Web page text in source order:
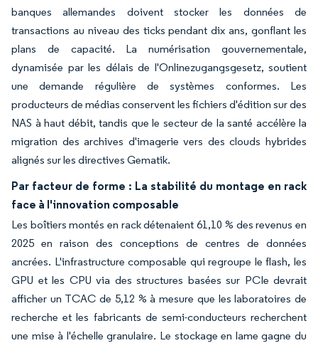
banques allemandes doivent stocker les données de
transactions au niveau des ticks pendant dix ans, gonflant les
plans de capacité. La numérisation gouvernementale,
dynamisée par les délais de l'Onlinezugangsgesetz, soutient
une demande régulière de systèmes conformes. Les
producteurs de médias conservent les fichiers d'édition sur des
NAS à haut débit, tandis que le secteur de la santé accélère la
migration des archives d'imagerie vers des clouds hybrides
alignés sur les directives Gematik.
Par facteur de forme : La stabilité du montage en rack
face à l'innovation composable
Les boîtiers montés en rack détenaient 61,10 % des revenus en
2025 en raison des conceptions de centres de données
ancrées. L'infrastructure composable qui regroupe le flash, les
GPU et les CPU via des structures basées sur PCIe devrait
afficher un TCAC de 5,12 % à mesure que les laboratoires de
recherche et les fabricants de semi-conducteurs recherchent
une mise à l'échelle granulaire. Le stockage en lame gagne du